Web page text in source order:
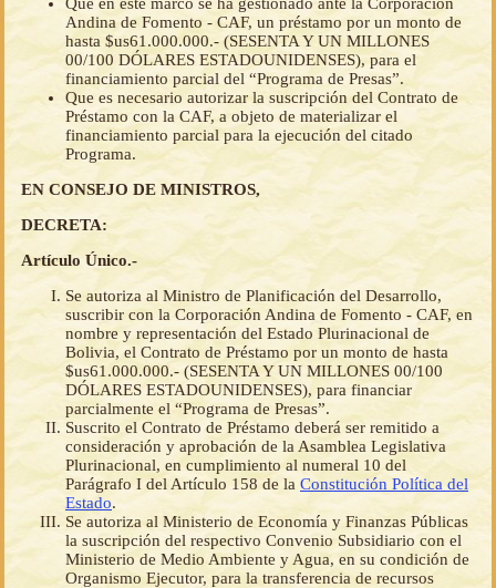
Andina de Fomento - CAF, un préstamo por un monto de
hasta $us61.000.000.- (SESENTA Y UN MILLONES
00/100 DÓLARES ESTADOUNIDENSES), para el
financiamiento parcial del “Programa de Presas”.
Que es necesario autorizar la suscripción del Contrato de
Préstamo con la CAF, a objeto de materializar el
financiamiento parcial para la ejecución del citado
Programa.
EN CONSEJO DE MINISTROS,
DECRETA:
Artículo Único.-
Se autoriza al Ministro de Planificación del Desarrollo,
suscribir con la Corporación Andina de Fomento - CAF, en
nombre y representación del Estado Plurinacional de
Bolivia, el Contrato de Préstamo por un monto de hasta
$us61.000.000.- (SESENTA Y UN MILLONES 00/100
DÓLARES ESTADOUNIDENSES), para financiar
parcialmente el “Programa de Presas”.
Suscrito el Contrato de Préstamo deberá ser remitido a
consideración y aprobación de la Asamblea Legislativa
Plurinacional, en cumplimiento al numeral 10 del
Parágrafo I del Artículo 158 de la Constitución Política del
Estado.
Se autoriza al Ministerio de Economía y Finanzas Públicas
la suscripción del respectivo Convenio Subsidiario con el
Ministerio de Medio Ambiente y Agua, en su condición de
Organismo Ejecutor, para la transferencia de recursos